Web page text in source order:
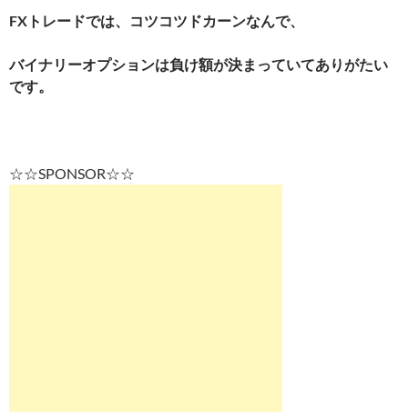
FXトレードでは、コツコツドカーンなんで、
バイナリーオプションは負け額が決まっていてありがたい
です。
☆☆SPONSOR☆☆